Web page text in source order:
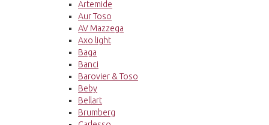
Artemide
Aur Toso
AV Mazzega
Axo light
Baga
Banci
Barovier & Toso
Beby
Bellart
Brumberg